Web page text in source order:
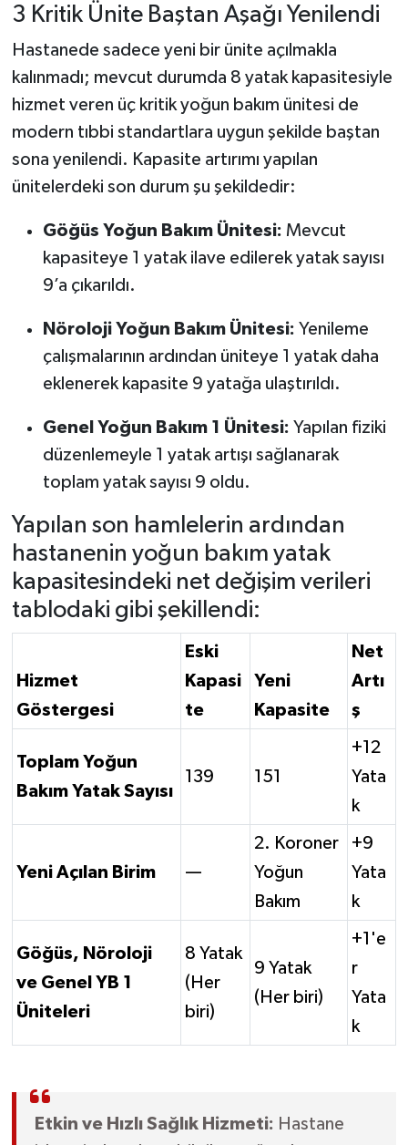
3 Kritik Ünite Baştan Aşağı Yenilendi
Hastanede sadece yeni bir ünite açılmakla
kalınmadı; mevcut durumda 8 yatak kapasitesiyle
hizmet veren üç kritik yoğun bakım ünitesi de
modern tıbbi standartlara uygun şekilde baştan
sona yenilendi. Kapasite artırımı yapılan
ünitelerdeki son durum şu şekildedir:
Göğüs Yoğun Bakım Ünitesi: Mevcut
kapasiteye 1 yatak ilave edilerek yatak sayısı
9’a çıkarıldı.
Nöroloji Yoğun Bakım Ünitesi: Yenileme
çalışmalarının ardından üniteye 1 yatak daha
eklenerek kapasite 9 yatağa ulaştırıldı.
Genel Yoğun Bakım 1 Ünitesi: Yapılan fiziki
düzenlemeyle 1 yatak artışı sağlanarak
toplam yatak sayısı 9 oldu.
Yapılan son hamlelerin ardından
hastanenin yoğun bakım yatak
kapasitesindeki net değişim verileri
tablodaki gibi şekillendi:
Hizmet
Göstergesi
Eski
Kapasi
te
Yeni
Kapasite
Net
Artı
ş
Toplam Yoğun
Bakım Yatak Sayısı
139 151
+12
Yata
k
Yeni Açılan Birim —
2. Koroner
Yoğun
Bakım
+9
Yata
k
Göğüs, Nöroloji
ve Genel YB 1
Üniteleri
8 Yatak
(Her
biri)
9 Yatak
(Her biri)
+1'e
r
Yata
k
Etkin ve Hızlı Sağlık Hizmeti: Hastane